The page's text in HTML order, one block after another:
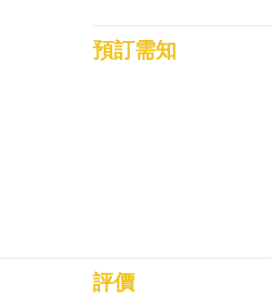
預訂需知
評價